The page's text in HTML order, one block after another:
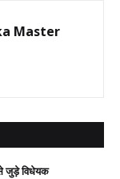
Master
जुड़े विधेयक